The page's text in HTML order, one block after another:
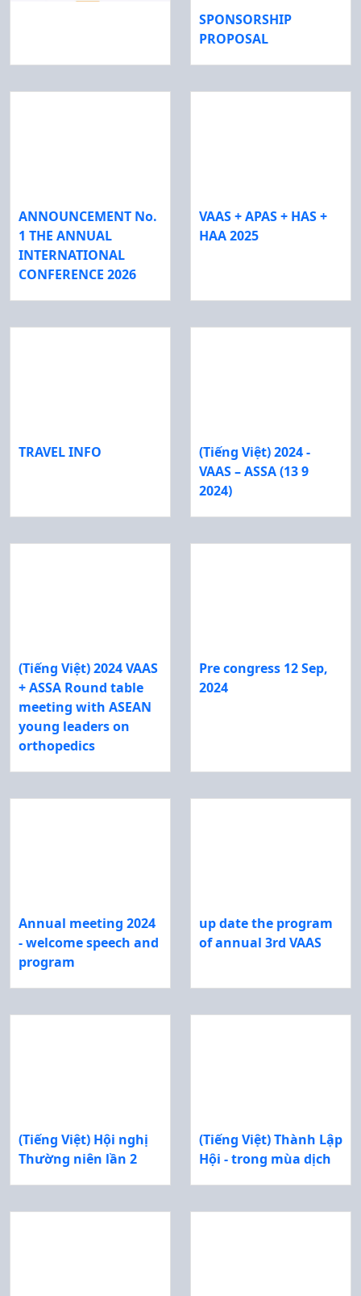
SPONSORSHIP
PROPOSAL
ANNOUNCEMENT No.
1 THE ANNUAL
INTERNATIONAL
CONFERENCE 2026
VAAS + APAS + HAS +
HAA 2025
TRAVEL INFO
(Tiếng Việt) 2024 -
VAAS – ASSA (13 9
2024)
(Tiếng Việt) 2024 VAAS
+ ASSA Round table
meeting with ASEAN
young leaders on
orthopedics
Pre congress 12 Sep,
2024
Annual meeting 2024
- welcome speech and
program
up date the program
of annual 3rd VAAS
(Tiếng Việt) Hội nghị
Thường niên lần 2
(Tiếng Việt) Thành Lập
Hội - trong mùa dịch